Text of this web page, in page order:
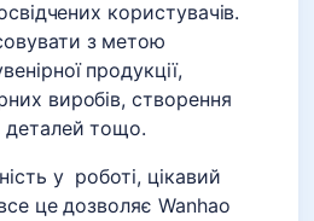
користувачів.
з метою
продукції,
виробів, створення
деталей тощо.
у роботі, цікавий
це дозволяє Wanhao